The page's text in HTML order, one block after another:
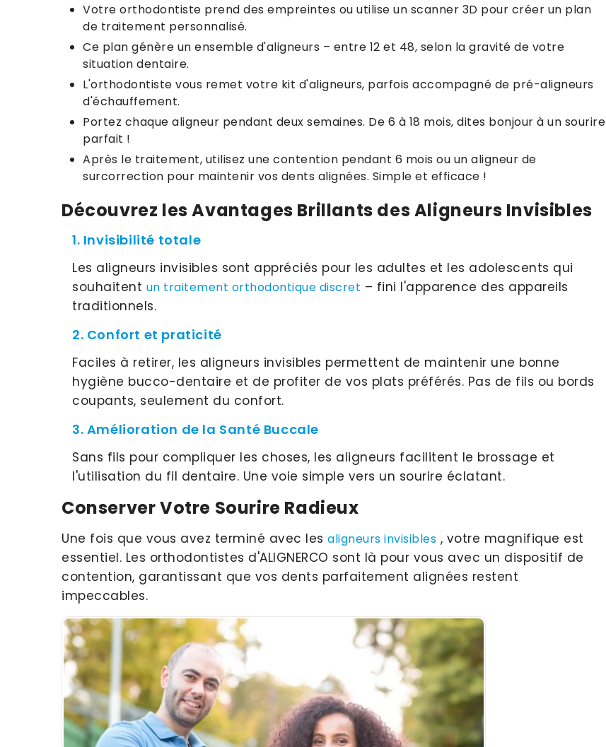
Votre orthodontiste prend des empreintes ou utilise un scanner 3D pour créer un plan
de traitement personnalisé.
Ce plan génère un ensemble d'aligneurs – entre 12 et 48, selon la gravité de votre
situation dentaire.
L'orthodontiste vous remet votre kit d'aligneurs, parfois accompagné de pré-aligneurs
d'échauffement.
Portez chaque aligneur pendant deux semaines. De 6 à 18 mois, dites bonjour à un sourire
parfait !
Après le traitement, utilisez une contention pendant 6 mois ou un aligneur de
surcorrection pour maintenir vos dents alignées. Simple et efficace !
Découvrez les Avantages Brillants des Aligneurs Invisibles
1. Invisibilité totale
Les aligneurs invisibles sont appréciés pour les adultes et les adolescents qui
souhaitent un traitement orthodontique discret – fini l'apparence des appareils
traditionnels.
2. Confort et praticité
Faciles à retirer, les aligneurs invisibles permettent de maintenir une bonne
hygiène bucco-dentaire et de profiter de vos plats préférés. Pas de fils ou bords
coupants, seulement du confort.
3. Amélioration de la Santé Buccale
Sans fils pour compliquer les choses, les aligneurs facilitent le brossage et
l'utilisation du fil dentaire. Une voie simple vers un sourire éclatant.
Conserver Votre Sourire Radieux
Une fois que vous avez terminé avec les aligneurs invisibles , votre magnifique est
essentiel. Les orthodontistes d'ALIGNERCO sont là pour vous avec un dispositif de
contention, garantissant que vos dents parfaitement alignées restent
impeccables.